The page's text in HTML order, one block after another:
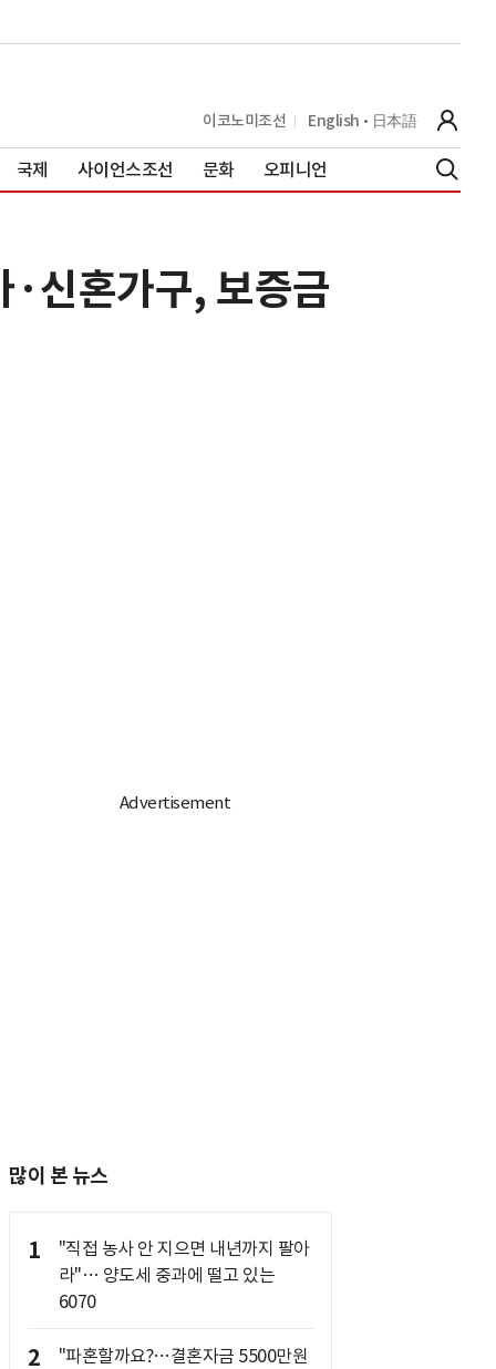
이코노미조선 English 日本語
국제 사이언스조선 문화 오피니언
신혼가구, 보증금
많이 본 뉴스
1
"직접 농사 안 지으면 내년까지 팔아
라"… 양도세 중과에 떨고 있는
6070
2
"파혼할까요?…결혼자금 5500만원